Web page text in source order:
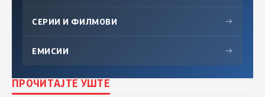
СЕРИИ И ФИЛМОВИ →
ЕМИСИИ →
ПРОЧИТАЈТЕ УШТЕ